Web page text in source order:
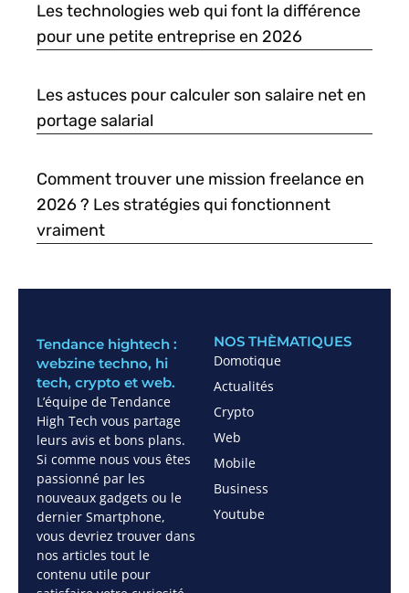
Les technologies web qui font la différence
pour une petite entreprise en 2026
Les astuces pour calculer son salaire net en
portage salarial
Comment trouver une mission freelance en
2026 ? Les stratégies qui fonctionnent
vraiment
Tendance hightech :
webzine techno, hi
tech, crypto et web.
L’équipe de Tendance
High Tech vous partage
leurs avis et bons plans.
Si comme nous vous êtes
passionné par les
nouveaux gadgets ou le
dernier Smartphone,
vous devriez trouver dans
nos articles tout le
contenu utile pour
NOS THÈMATIQUES
Domotique
Actualités
Crypto
Web
Mobile
Business
Youtube